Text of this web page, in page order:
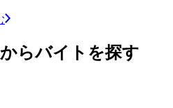
らバイトを探す